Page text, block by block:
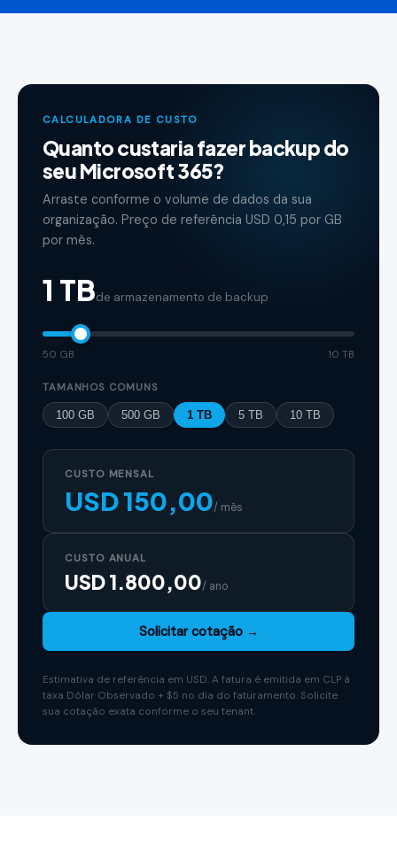
CALCULADORA DE CUSTO
Quanto custaria fazer backup do
seu Microsoft 365?
Arraste conforme o volume de dados da sua
organização. Preço de referência USD 0,15 por GB
por mês.
1 TBde armazenamento de backup
50 GB 10 TB
TAMANHOS COMUNS
100 GB 500 GB 1 TB 5 TB 10 TB
CUSTO MENSAL
USD150,00/ mês
CUSTO ANUAL
USD1.800,00/ ano
Solicitar cotação →
Estimativa de referência em USD. A fatura é emitida em CLP à
taxa Dólar Observado + $5 no dia do faturamento. Solicite
sua cotação exata conforme o seu tenant.